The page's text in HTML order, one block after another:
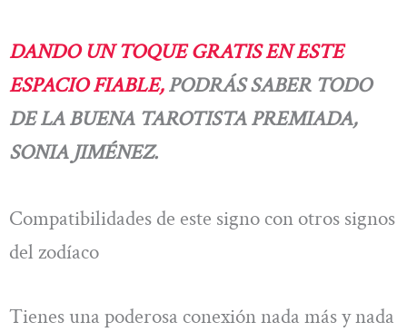
DANDO UN TOQUE GRATIS EN ESTE
ESPACIO FIABLE,PODRÁS SABER TODO
DE LA BUENA TAROTISTA PREMIADA,
SONIA JIMÉNEZ.
Compatibilidades de este signo con otros signos
del zodíaco
Tienes una poderosa conexión nada más y nada